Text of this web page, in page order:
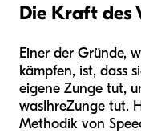
Die Kraft des
Einer der Gründe,
kämpfen, ist, dass
eigene Zunge tut,
was IhreZunge tut.
Methodik von